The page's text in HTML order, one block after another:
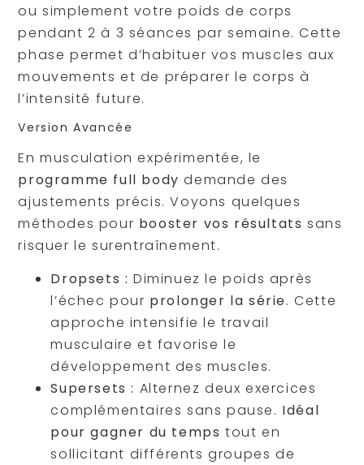
ou simplement votre poids de corps
pendant 2 à 3 séances par semaine. Cette
phase permet d’habituer vos muscles aux
mouvements et de préparer le corps à
l’intensité future.
Version Avancée
En musculation expérimentée, le
programme full body demande des
ajustements précis. Voyons quelques
méthodes pour booster vos résultats sans
risquer le surentraînement.
Dropsets : Diminuez le poids après
l’échec pour prolonger la série. Cette
approche intensifie le travail
musculaire et favorise le
développement des muscles.
Supersets : Alternez deux exercices
complémentaires sans pause. Idéal
pour gagner du temps tout en
sollicitant différents groupes de